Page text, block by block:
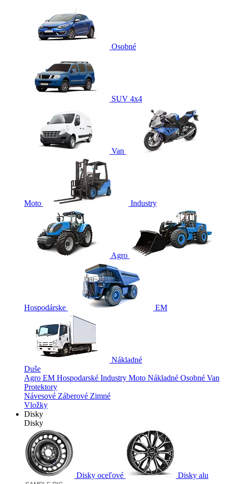
Osobné
SUV 4x4
Van
Moto Industry
Agro
Hospodárske EM
Nákladné
Duše
Agro EM Hospodarské Industry Moto Nákladné Osobné Van
Protektory
Návesové Záberové Zimné
Vložky
Disky
Disky
Disky oceľové Disky alu